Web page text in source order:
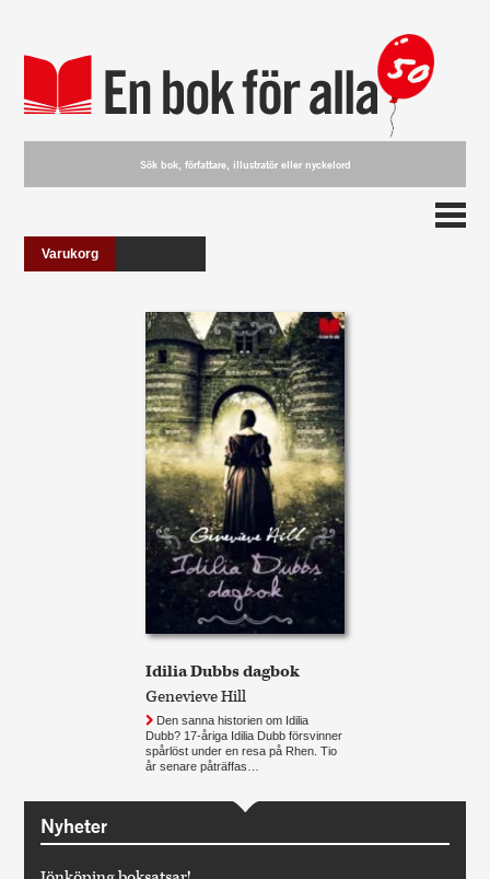
Varukorg
Idilia Dubbs dagbok
Genevieve Hill
Den sanna historien om Idilia
Dubb? 17-åriga Idilia Dubb försvinner
spårlöst under en resa på Rhen. Tio
år senare påträffas…
Nyheter